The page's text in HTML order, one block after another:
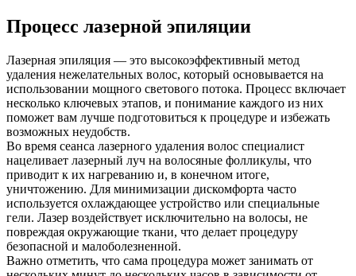
Процесс лазерной эпиляции
Лазерная эпиляция — это высокоэффективный метод
удаления нежелательных волос, который основывается на
использовании мощного светового потока. Процесс включает
несколько ключевых этапов, и понимание каждого из них
поможет вам лучше подготовиться к процедуре и избежать
возможных неудобств.
Во время сеанса лазерного удаления волос специалист
нацеливает лазерный луч на волосяные фолликулы, что
приводит к их нагреванию и, в конечном итоге,
уничтожению. Для минимизации дискомфорта часто
используется охлаждающее устройство или специальные
гели. Лазер воздействует исключительно на волосы, не
повреждая окружающие ткани, что делает процедуру
безопасной и малоболезненной.
Важно отметить, что сама процедура может занимать от